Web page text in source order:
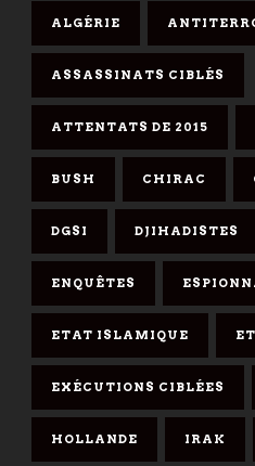
ALGÉRIE
ASSASSINATS CIBLÉS
ATTENTATS DE 2015
BUSH CHIRAC
DGSI DJIHADISTES
ENQUÊTES
ETAT ISLAMIQUE
EXÉCUTIONS CIBLÉES
HOLLANDE IRAK